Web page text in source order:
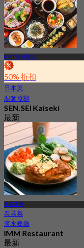
MRT 詩琳通站
50% 折扣
日本菜
廚師發辦
SEN.SEI Kaiseki
最新
4.9
起 ฿ 2,295
曼谷諾伊
泰國菜
濱水餐廳
IMM Restaurant
最新